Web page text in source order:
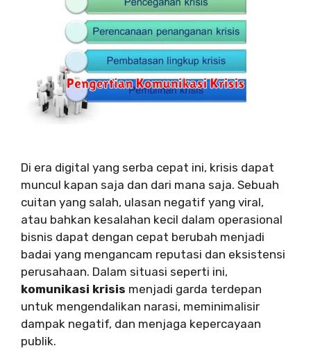
Di era digital yang serba cepat ini, krisis dapat
muncul kapan saja dan dari mana saja. Sebuah
cuitan yang salah, ulasan negatif yang viral,
atau bahkan kesalahan kecil dalam operasional
bisnis dapat dengan cepat berubah menjadi
badai yang mengancam reputasi dan eksistensi
perusahaan. Dalam situasi seperti ini,
komunikasi krisis menjadi garda terdepan
untuk mengendalikan narasi, meminimalisir
dampak negatif, dan menjaga kepercayaan
publik.